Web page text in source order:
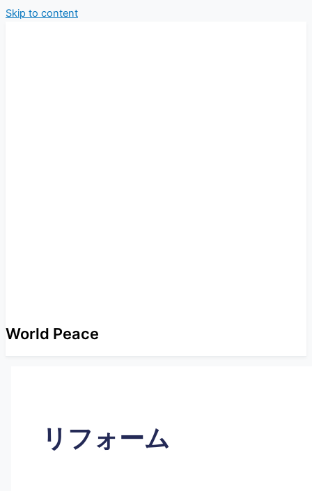
Skip to content
World Peace
リフォーム